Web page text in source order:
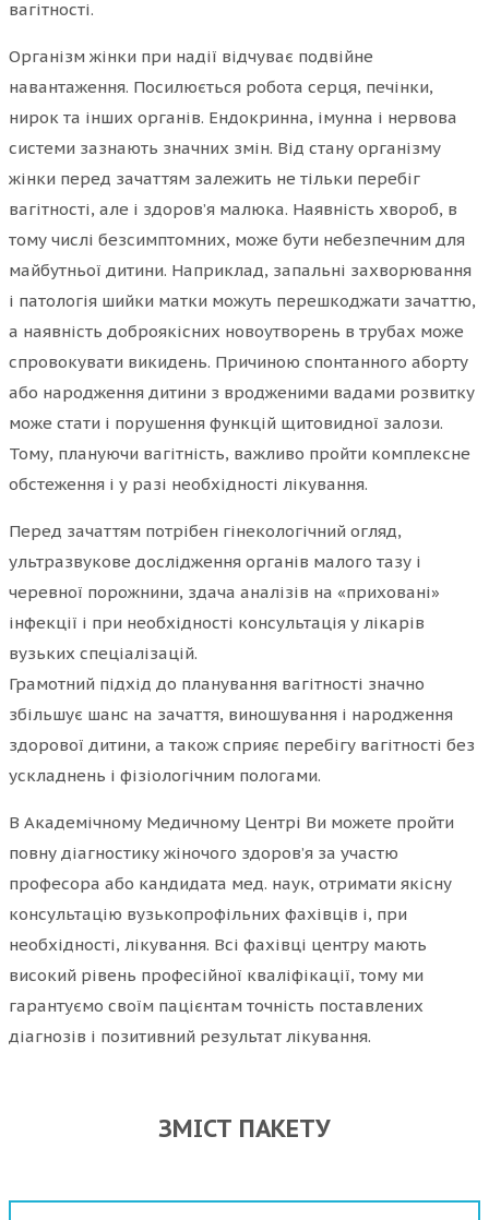
вагітності.
Організм жінки при надії відчуває подвійне
навантаження. Посилюється робота серця, печінки,
нирок та інших органів. Ендокринна, імунна і нервова
системи зазнають значних змін. Від стану організму
жінки перед зачаттям залежить не тільки перебіг
вагітності, але і здоров’я малюка. Наявність хвороб, в
тому числі безсимптомних, може бути небезпечним для
майбутньої дитини. Наприклад, запальні захворювання
і патологія шийки матки можуть перешкоджати зачаттю,
а наявність доброякісних новоутворень в трубах може
спровокувати викидень. Причиною спонтанного аборту
або народження дитини з вродженими вадами розвитку
може стати і порушення функцій щитовидної залози.
Тому, плануючи вагітність, важливо пройти комплексне
обстеження і у разі необхідності лікування.
Перед зачаттям потрібен гінекологічний огляд,
ультразвукове дослідження органів малого тазу і
черевної порожнини, здача аналізів на «приховані»
інфекції і при необхідності консультація у лікарів
вузьких спеціалізацій.
Грамотний підхід до планування вагітності значно
збільшує шанс на зачаття, виношування і народження
здорової дитини, а також сприяє перебігу вагітності без
ускладнень і фізіологічним пологами.
В Академічному Медичному Центрі Ви можете пройти
повну діагностику жіночого здоров’я за участю
професора або кандидата мед. наук, отримати якісну
консультацію вузькопрофільних фахівців і, при
необхідності, лікування. Всі фахівці центру мають
високий рівень професійної кваліфікації, тому ми
гарантуємо своїм пацієнтам точність поставлених
діагнозів і позитивний результат лікування.
ЗМІСТ ПАКЕТУ